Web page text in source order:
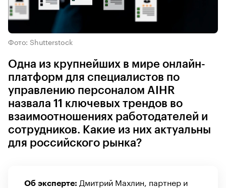
Фото: Shutterstock
Одна из крупнейших в мире онлайн-
платформ для специалистов по
управлению персоналом AIHR
назвала 11 ключевых трендов во
взаимоотношениях работодателей и
сотрудников. Какие из них актуальны
для российского рынка?
Об эксперте: Дмитрий Махлин, партнер и